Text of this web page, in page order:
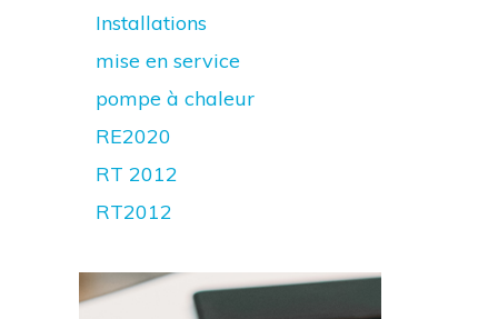
Installations
mise en service
pompe à chaleur
RE2020
RT 2012
RT2012